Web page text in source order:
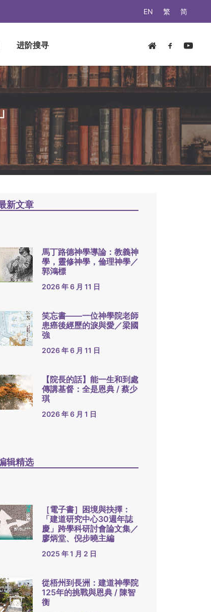
EN 繁 简
进阶搜寻
新文章
馬丁路德神學導論：教義神
學，靈修神學，倫理神學／
郭鴻標
2026 年 6 月 11 日
笑忘書——一位神學院老師
患癌後經歷的淚與愛／梁國
強
2026 年 6 月 11 日
【院長的話】能一生和到處
傳講基督：全是恩典 / 蔡少
琪
2026 年 6 月 1 日
辑精选
［電子書］困境與抉擇：
「建道研究中心30週年誌
慶」跨學科研討會論文集／
廖炳堂、倪步曉主編
2025 年 1 月 2 日
從梧州到長洲：建道神學院
125年的挑戰與恩典 / 陳智
衡